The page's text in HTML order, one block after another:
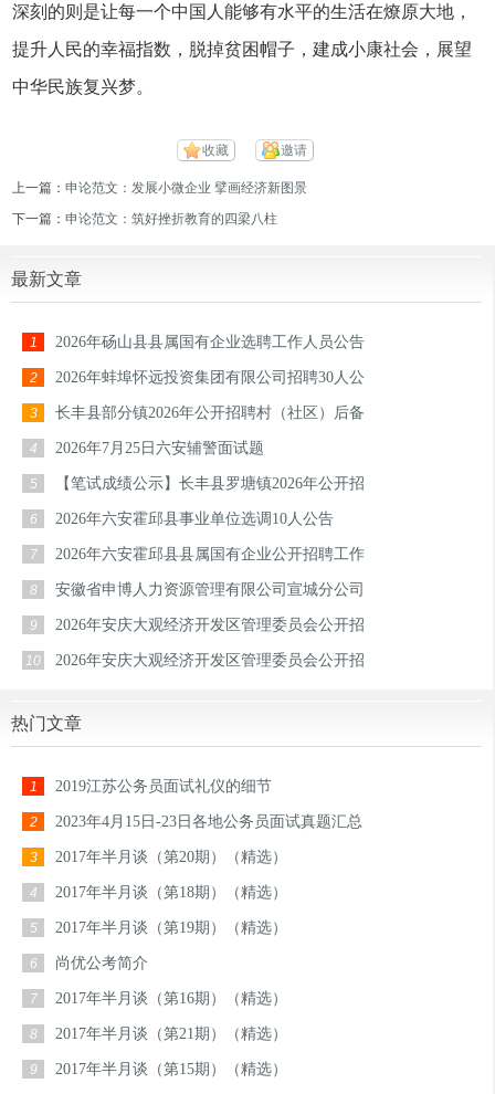
深刻的则是让每一个中国人能够有水平的生活在燎原大地，
提升人民的幸福指数，脱掉贫困帽子，建成小康社会，展望
中华民族复兴梦。
收藏 邀请
上一篇：申论范文：发展小微企业 擘画经济新图景
下一篇：申论范文：筑好挫折教育的四梁八柱
最新文章
1 2026年砀山县县属国有企业选聘工作人员公告
2 2026年蚌埠怀远投资集团有限公司招聘30人公
3 长丰县部分镇2026年公开招聘村（社区）后备
4 2026年7月25日六安辅警面试题
5 【笔试成绩公示】长丰县罗塘镇2026年公开招
6 2026年六安霍邱县事业单位选调10人公告
7 2026年六安霍邱县县属国有企业公开招聘工作
8 安徽省申博人力资源管理有限公司宣城分公司
9 2026年安庆大观经济开发区管理委员会公开招
10 2026年安庆大观经济开发区管理委员会公开招
热门文章
1 2019江苏公务员面试礼仪的细节
2 2023年4月15日-23日各地公务员面试真题汇总
3 2017年半月谈（第20期）（精选）
4 2017年半月谈（第18期）（精选）
5 2017年半月谈（第19期）（精选）
6 尚优公考简介
7 2017年半月谈（第16期）（精选）
8 2017年半月谈（第21期）（精选）
9 2017年半月谈（第15期）（精选）